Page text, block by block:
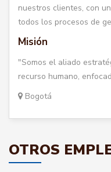
nuestros clientes, con
todos los procesos de
Misión
"Somos el aliado
recurso humano,
Bogotá
OTROS